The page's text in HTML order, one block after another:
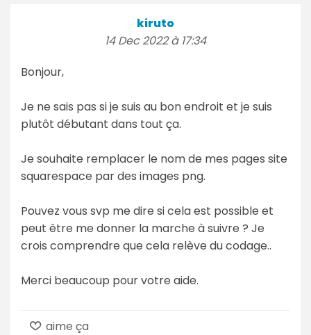
kiruto
14 Dec 2022 à 17:34
Bonjour,
Je ne sais pas si je suis au bon endroit et je suis
plutôt débutant dans tout ça.
Je souhaite remplacer le nom de mes pages site
squarespace par des images png.
Pouvez vous svp me dire si cela est possible et
peut être me donner la marche à suivre ? Je
crois comprendre que cela relève du codage..
Merci beaucoup pour votre aide.
aime ça